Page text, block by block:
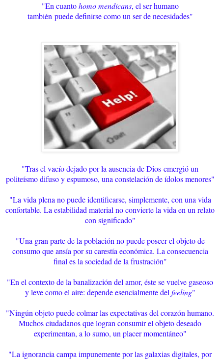
"En cuantohomo mendicans, el ser humano
también puede definirse como un ser de necesidades"
"Tras el vacío dejado por la ausencia de Dios emergió un
politeísmo difuso y espumoso, una constelación de ídolos menores"
"La vida plena no puede identificarse, simplemente, con una vida
confortable. La estabilidad material no convierte la vida en un relato
con significado"
"Una gran parte de la población no puede poseer el objeto de
consumo que ansía por su carestía económica. La consecuencia
final es la sociedad de la frustración"
"En el contexto de la banalización del amor, éste se vuelve gaseoso
y leve como el aire: depende esencialmente delfeeling"
"Ningún objeto puede colmar las expectativas del corazón humano.
Muchos ciudadanos que logran consumir el objeto deseado
experimentan, a lo sumo, un placer momentáneo"
"La ignorancia campa impunemente por las galaxias digitales, por